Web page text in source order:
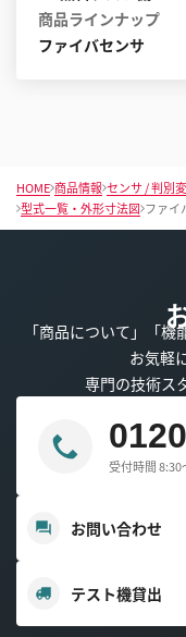
商品ラインナップ
ファイバセンサ
HOME 商品情報 センサ / 判別
型式一覧・外形寸法図 ファイ
「商品について」「機
お気軽
専門の技術ス
受付時間 8:30
お問い合わせ
テスト機貸出